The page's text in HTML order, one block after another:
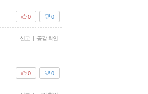
0
0
신고 | 공감 확인
0
0